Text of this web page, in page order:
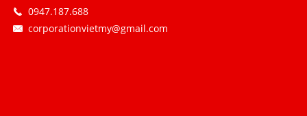
0947.187.688
corporationvietmy@gmail.com